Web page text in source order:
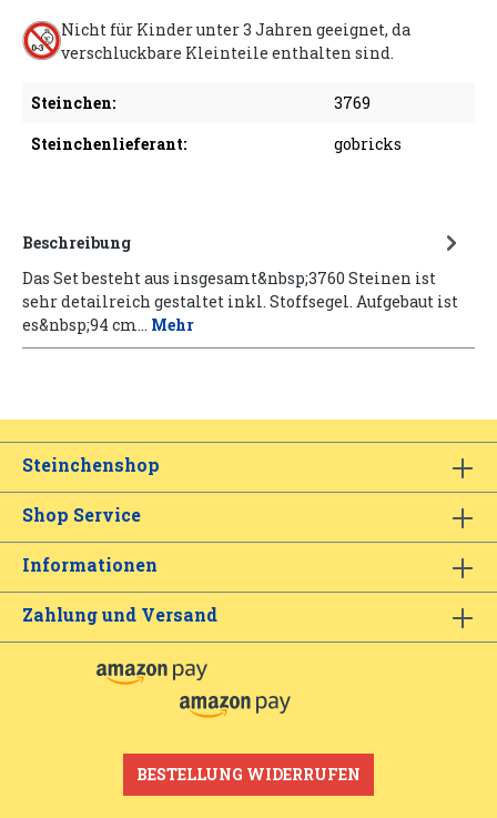
Nicht für Kinder unter 3 Jahren geeignet, da
verschluckbare Kleinteile enthalten sind.
Steinchen:
3769
Steinchenlieferant:
gobricks
Beschreibung
Das Set besteht aus insgesamt&nbsp;3760 Steinen ist
sehr detailreich gestaltet inkl. Stoffsegel. Aufgebaut ist
es&nbsp;94 cm… Mehr
Steinchenshop
Shop Service
Informationen
Zahlung und Versand
BESTELLUNG WIDERRUFEN